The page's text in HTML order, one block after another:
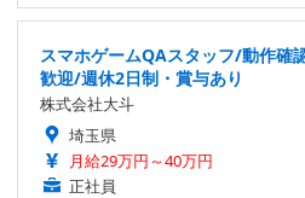
スマホゲームQAスタッフ/動作確
歓迎/週休2日制・賞与あり
株式会社大斗
埼玉県
月給29万円～40万円
正社員